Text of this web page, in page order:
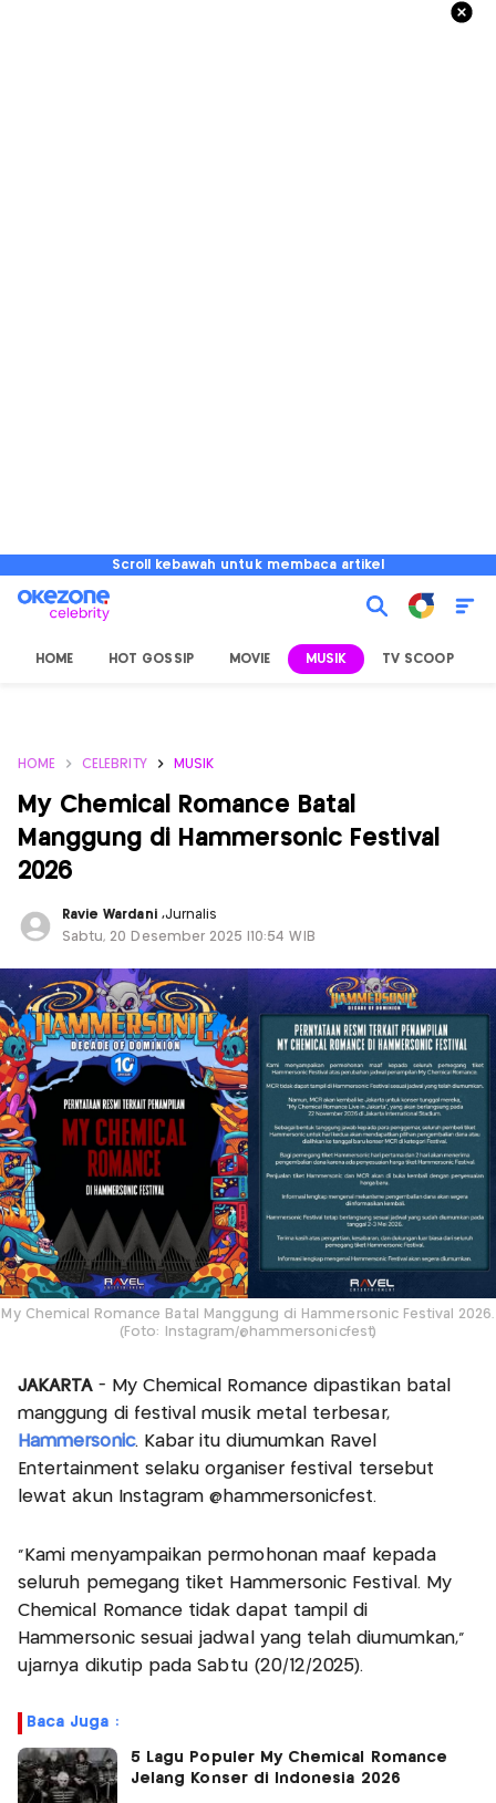
Scroll kebawah untuk membaca artikel
HOME HOT GOSSIP MOVIE MUSIK TV SCOOP
HOME CELEBRITY MUSIK
My Chemical Romance Batal
Manggung di Hammersonic Festival
2026
Ravie Wardani ,Jurnalis
Sabtu, 20 Desember 2025 |10:54 WIB
My Chemical Romance Batal Manggung di Hammersonic Festival 2026.
(Foto: Instagram/@hammersonicfest)
JAKARTA- My Chemical Romance dipastikan batal
manggung di festival musik metal terbesar,
Hammersonic. Kabar itu diumumkan Ravel
Entertainment selaku organiser festival tersebut
lewat akun Instagram @hammersonicfest.
“Kami menyampaikan permohonan maaf kepada
seluruh pemegang tiket Hammersonic Festival. My
Chemical Romance tidak dapat tampil di
Hammersonic sesuai jadwal yang telah diumumkan,”
ujarnya dikutip pada Sabtu (20/12/2025).
Baca Juga :
5 Lagu Populer My Chemical Romance
Jelang Konser di Indonesia 2026